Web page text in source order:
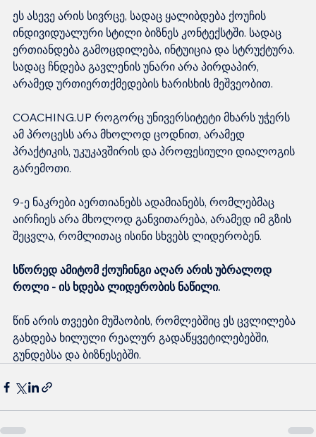
ეს ასევე არის სივრცე, სადაც ყალიბდება ქოუჩის
ინდივიდუალური სტილი ბიზნეს კონტექსტში. სადაც
ერთიანდება გამოცდილება, ინტუიცია და სტრუქტურა.
სადაც ჩნდება გავლენის უნარი არა პირდაპირ,
არამედ ურთიერთქმედების ხარისხის მეშვეობით.
COACHING.UP როგორც უნივერსიტეტი მხარს უჭერს
ამ პროცესს არა მხოლოდ ცოდნით, არამედ
პრაქტიკის, უკუკავშირის და პროფესიული დიალოგის
გარემოთი.
9-ე ნაკრები აერთიანებს ადამიანებს, რომლებმაც
აირჩიეს არა მხოლოდ განვითარება, არამედ იმ გზის
შეცვლა, რომლითაც ისინი სხვებს ლიდერობენ.
სწორედ ამიტომ ქოუჩინგი აღარ არის უბრალოდ
როლი - ის ხდება ლიდერობის ნაწილი.
წინ არის თვეები მუშაობის, რომლებშიც ეს ცვლილება
გახდება ხილული რეალურ გადაწყვეტილებებში,
გუნდებსა და ბიზნესებში.